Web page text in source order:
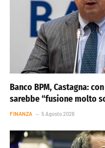
Banco BPM, Castagna:
sarebbe “fusione molto
FINANZA 5 Agosto 2026